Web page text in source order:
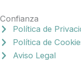
Confianza
Política de
Política de
Aviso Legal